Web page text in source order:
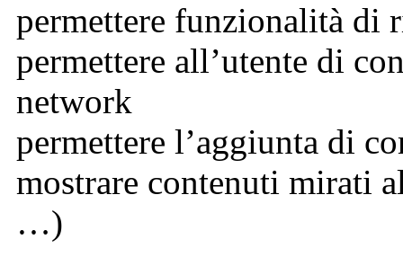
permettere funzionalità di
permettere all’utente di
network
permettere l’aggiunta di
mostrare contenuti mirati
…)